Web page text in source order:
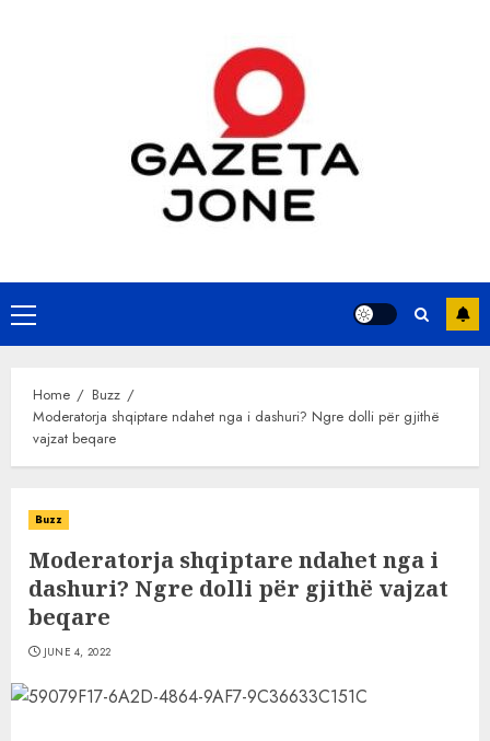
Primary
Menu
Home
Buzz
Moderatorja shqiptare ndahet nga i dashuri? Ngre dolli për gjithë
vajzat beqare
Buzz
Moderatorja shqiptare ndahet nga i
dashuri? Ngre dolli për gjithë vajzat
beqare
JUNE 4, 2022